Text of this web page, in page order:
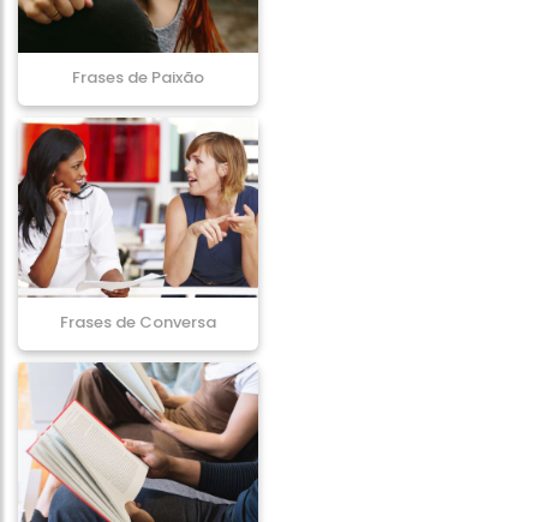
Frases de Paixão
Frases de Conversa